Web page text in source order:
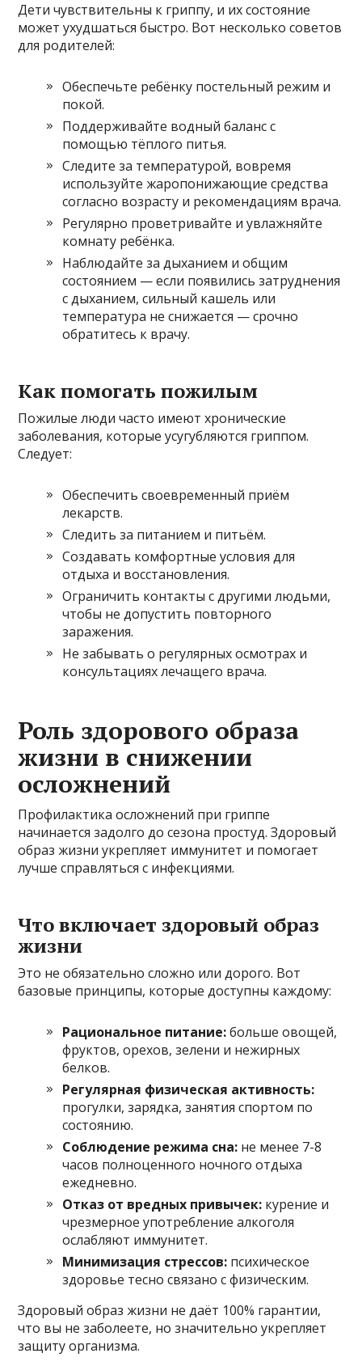
Дети чувствительны к гриппу, и их состояние
может ухудшаться быстро. Вот несколько советов
для родителей:
Обеспечьте ребёнку постельный режим и
покой.
Поддерживайте водный баланс с
помощью тёплого питья.
Следите за температурой, вовремя
используйте жаропонижающие средства
согласно возрасту и рекомендациям врача.
Регулярно проветривайте и увлажняйте
комнату ребёнка.
Наблюдайте за дыханием и общим
состоянием — если появились затруднения
с дыханием, сильный кашель или
температура не снижается — срочно
обратитесь к врачу.
Как помогать пожилым
Пожилые люди часто имеют хронические
заболевания, которые усугубляются гриппом.
Следует:
Обеспечить своевременный приём
лекарств.
Следить за питанием и питьём.
Создавать комфортные условия для
отдыха и восстановления.
Ограничить контакты с другими людьми,
чтобы не допустить повторного
заражения.
Не забывать о регулярных осмотрах и
консультациях лечащего врача.
Роль здорового образа
жизни в снижении
осложнений
Профилактика осложнений при гриппе
начинается задолго до сезона простуд. Здоровый
образ жизни укрепляет иммунитет и помогает
лучше справляться с инфекциями.
Что включает здоровый образ
жизни
Это не обязательно сложно или дорого. Вот
базовые принципы, которые доступны каждому:
Рациональное питание:больше овощей,
фруктов, орехов, зелени и нежирных
белков.
Регулярная физическая активность:
прогулки, зарядка, занятия спортом по
состоянию.
Соблюдение режима сна: не менее 7-8
часов полноценного ночного отдыха
ежедневно.
Отказ от вредных привычек: курение и
чрезмерное употребление алкоголя
ослабляют иммунитет.
Минимизация стрессов: психическое
здоровье тесно связано с физическим.
Здоровый образ жизни не даёт 100% гарантии,
что вы не заболеете, но значительно укрепляет
защиту организма.